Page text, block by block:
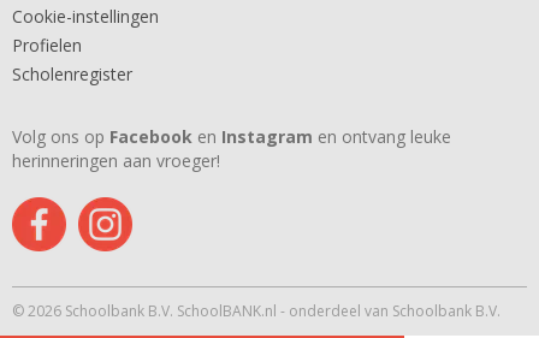
Cookie-instellingen
Profielen
Scholenregister
Volg ons op Facebook en Instagram en ontvang leuke
herinneringen aan vroeger!
© 2026 Schoolbank B.V. SchoolBANK.nl - onderdeel van Schoolbank B.V.